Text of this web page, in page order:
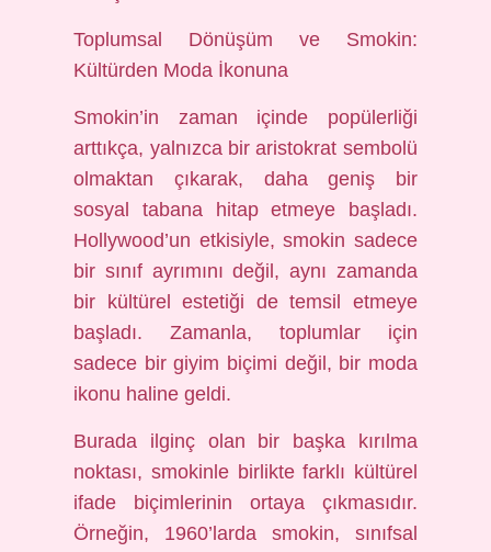
Toplumsal Dönüşüm ve Smokin:
Kültürden Moda İkonuna
Smokin’in zaman içinde popülerliği
arttıkça, yalnızca bir aristokrat sembolü
olmaktan çıkarak, daha geniş bir
sosyal tabana hitap etmeye başladı.
Hollywood’un etkisiyle, smokin sadece
bir sınıf ayrımını değil, aynı zamanda
bir kültürel estetiği de temsil etmeye
başladı. Zamanla, toplumlar için
sadece bir giyim biçimi değil, bir moda
ikonu haline geldi.
Burada ilginç olan bir başka kırılma
noktası, smokinle birlikte farklı kültürel
ifade biçimlerinin ortaya çıkmasıdır.
Örneğin, 1960’larda smokin, sınıfsal